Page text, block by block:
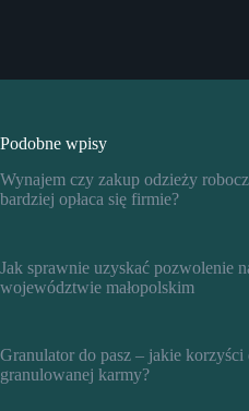
Podobne wpisy
Wynajem czy zakup odzieży
bardziej opłaca się firmie?
Jak sprawnie uzyskać pozwolenie
województwie małopolskim
Granulator do pasz – jakie korzyści
granulowanej karmy?